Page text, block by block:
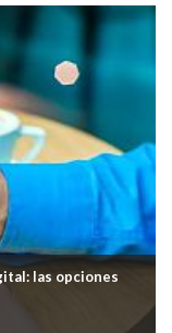
las opciones